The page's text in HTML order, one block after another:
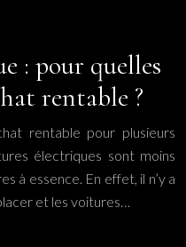
: pour quelles
rentable ?
rentable pour plusieurs
électriques sont moins
à essence. En effet, il n’y a
et les voitures…